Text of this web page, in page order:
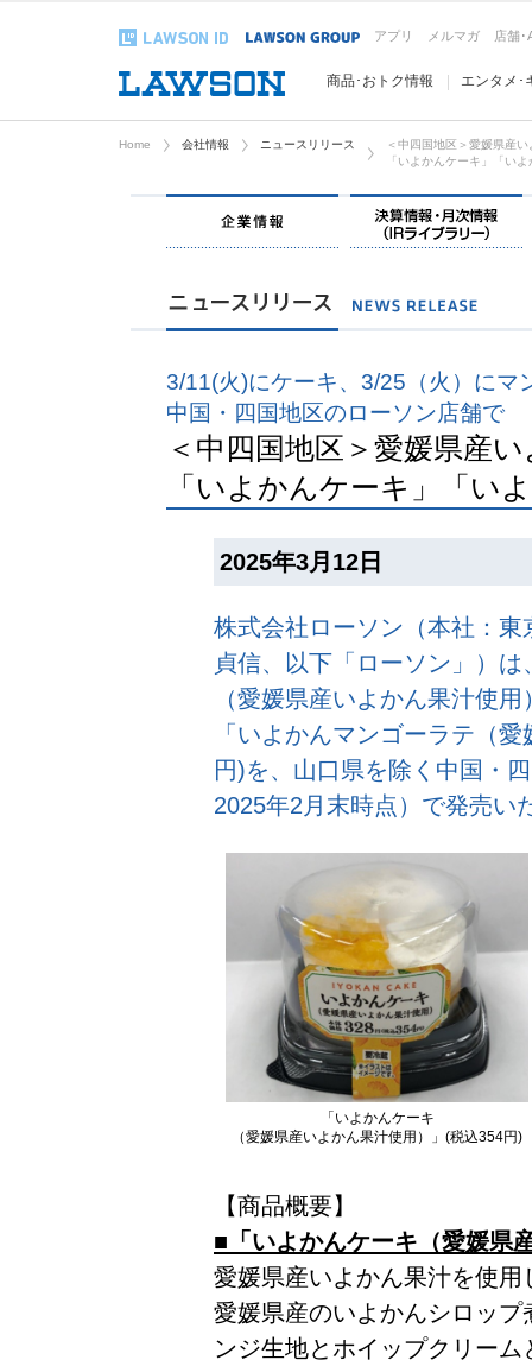
アプリ メルマガ 店舗･
商品･おトク情報 エンタメ･
Home 会社情報 ニュースリリース
＜中四国地区＞愛媛県産
「いよかんケーキ」「い
企業情報
3/11(火)にケーキ、3/25（火）にマ
中国・四国地区のローソン店舗で
＜中四国地区＞愛媛県産
「いよかんケーキ」「い
2025年3月12日
株式会社ローソン（本社：
貞信、以下「ローソン」）
（愛媛県産いよかん果汁使
「いよかんマンゴーラテ（
円)を、山口県を除く中国・
2025年2月末時点）で発売い
「いよかんケーキ
（愛媛県産いよかん果汁使用）」(税込354円)
【商品概要】
■「いよかんケーキ（愛媛県
愛媛県産いよかん果汁を使
愛媛県産のいよかんシロッ
ンジ生地とホイップクリー